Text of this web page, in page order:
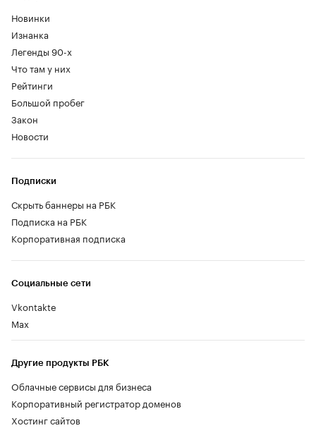
Новинки
Изнанка
Легенды 90-х
Что там у них
Рейтинги
Большой пробег
Закон
Новости
Социальные сети
Vkontakte
Max
Другие продукты РБК
Облачные сервисы для бизнеса
Корпоративный регистратор доменов
Хостинг сайтов
Подписки
Скрыть баннеры на РБК
Подписка на РБК
Корпоративная подписка